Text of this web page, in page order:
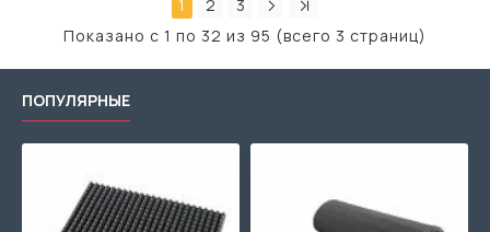
1 2
3
Показано с 1 по 32 из 95 (всего 3 страниц)
ПОПУЛЯРНЫЕ